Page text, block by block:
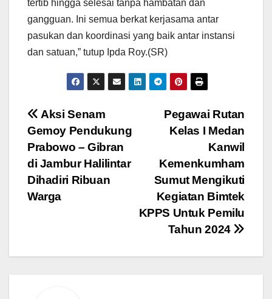
tertib hingga selesai tanpa hambatan dan
gangguan. Ini semua berkat kerjasama antar
pasukan dan koordinasi yang baik antar instansi
dan satuan,” tutup Ipda Roy.(SR)
Navigasi
pos
Pegawai Rutan
Kelas I Medan
Kanwil
Kemenkumham
Sumut Mengikuti
Kegiatan Bimtek
KPPS Untuk Pemilu
Tahun 2024
Aksi Senam
Gemoy Pendukung
Prabowo – Gibran
di Jambur Halilintar
Dihadiri Ribuan
Warga